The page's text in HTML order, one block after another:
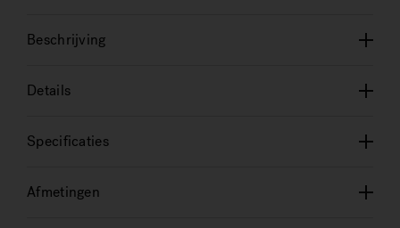
Beschrijving
Details
Specificaties
Afmetingen